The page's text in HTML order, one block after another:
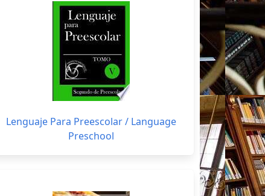
Lenguaje Para Preescolar / Language
Preschool